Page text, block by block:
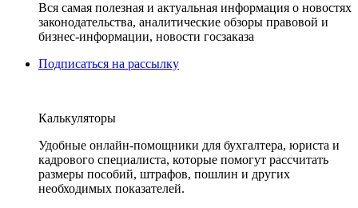
Вся самая полезная и актуальная информация о новостях
законодательства, аналитические обзоры правовой и
бизнес-информации, новости госзаказа
Подписаться на рассылку
Калькуляторы
Удобные онлайн-помощники для бухгалтера, юриста и
кадрового специалиста, которые помогут рассчитать
размеры пособий, штрафов, пошлин и других
необходимых показателей.